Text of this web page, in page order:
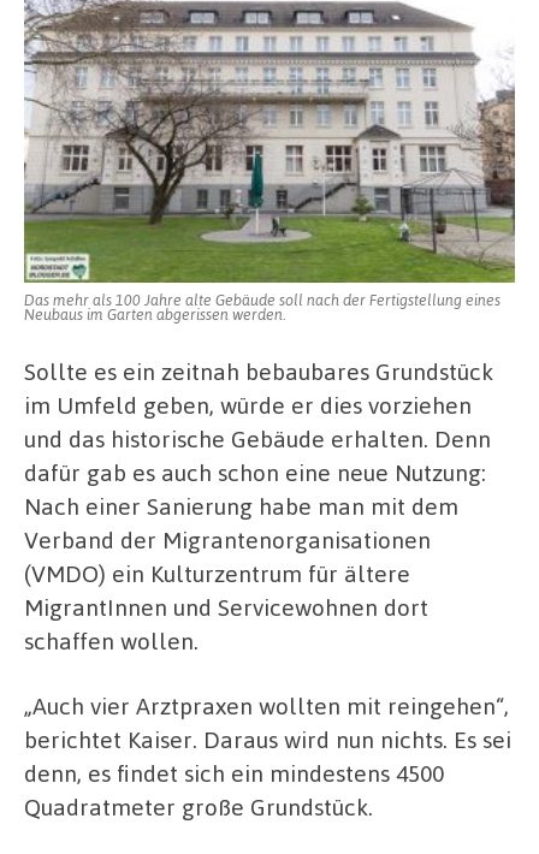
Das mehr als 100 Jahre alte Gebäude soll nach der Fertigstellung eines
Neubaus im Garten abgerissen werden.
Sollte es ein zeitnah bebaubares Grundstück
im Umfeld geben, würde er dies vorziehen
und das historische Gebäude erhalten. Denn
dafür gab es auch schon eine neue Nutzung:
Nach einer Sanierung habe man mit dem
Verband der Migrantenorganisationen
(VMDO) ein Kulturzentrum für ältere
MigrantInnen und Servicewohnen dort
schaffen wollen.
„Auch vier Arztpraxen wollten mit reingehen“,
berichtet Kaiser. Daraus wird nun nichts. Es sei
denn, es findet sich ein mindestens 4500
Quadratmeter große Grundstück.